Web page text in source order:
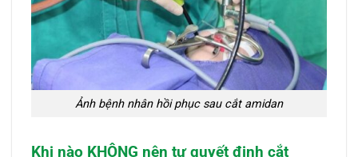
Ảnh bệnh nhân hồi phục sau cắt amidan
Khi nào KHÔNG nên tự quyết định cắt